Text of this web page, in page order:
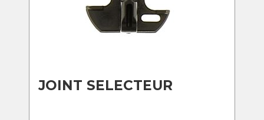
JOINT SELECTEUR